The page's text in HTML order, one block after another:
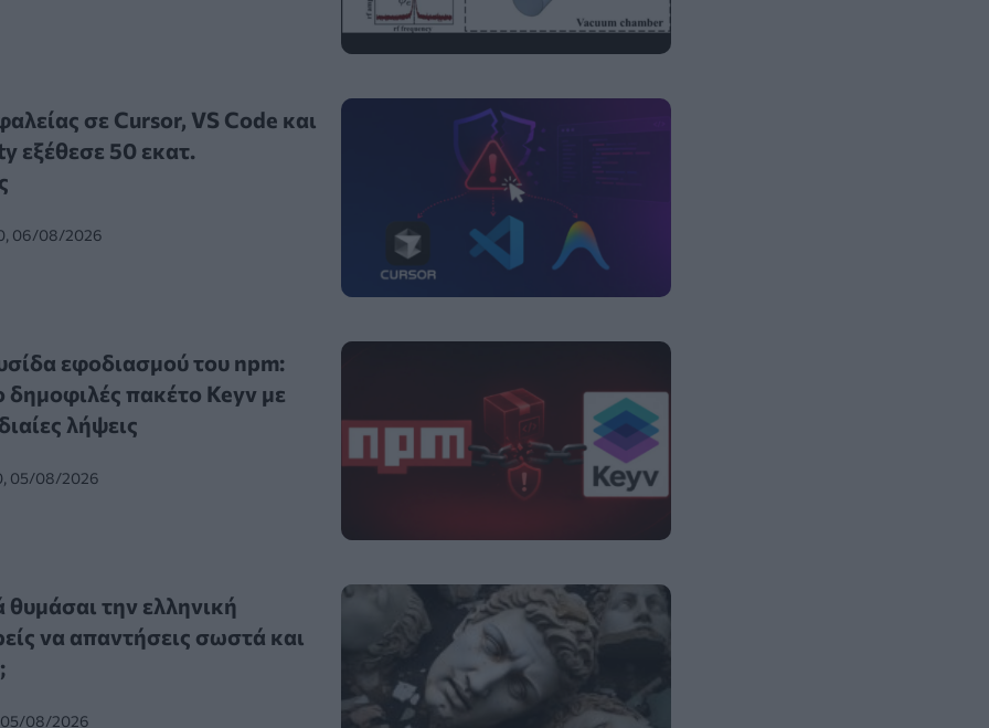
σε Cursor, VS Code και
εξέθεσε 50 εκατ.
06/08/2026
εφοδιασμού του npm:
πακέτο Keyv με
λήψεις
05/08/2026
την ελληνική
να απαντήσεις σωστά και
05/08/2026